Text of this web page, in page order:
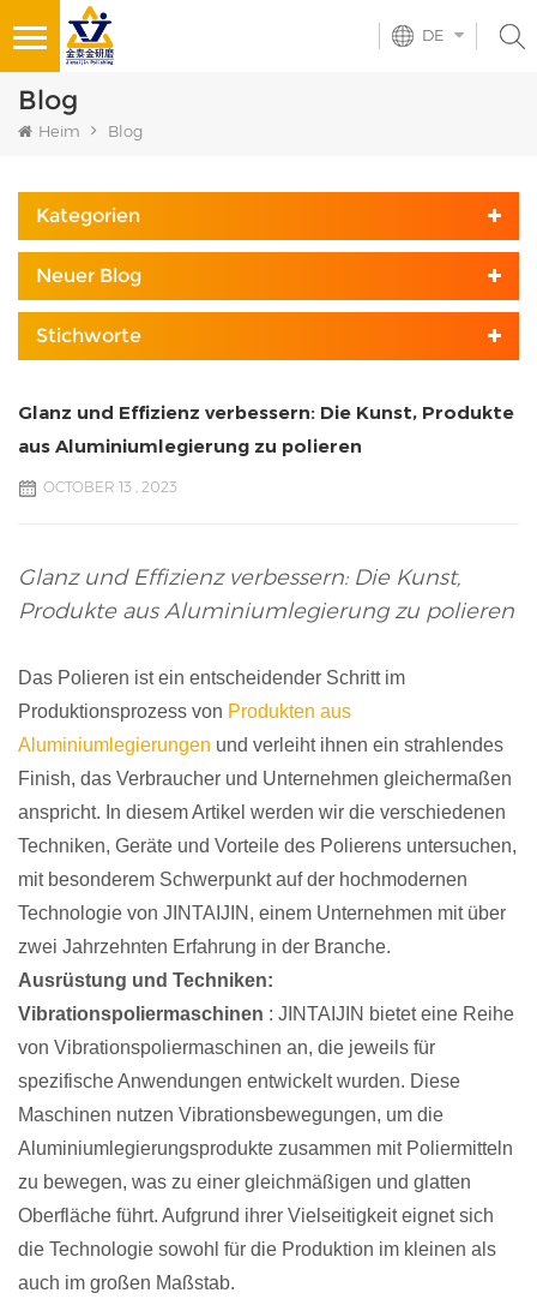
DE
Blog
Heim Blog
Kategorien
Neuer Blog
Stichworte
Glanz und Effizienz verbessern: Die Kunst, Produkte
aus Aluminiumlegierung zu polieren
OCTOBER 13 , 2023
Glanz und Effizienz verbessern: Die Kunst,
Produkte aus Aluminiumlegierung zu polieren
Das Polieren ist ein entscheidender Schritt im
Produktionsprozess von Produkten aus
Aluminiumlegierungen und verleiht ihnen ein strahlendes
Finish, das Verbraucher und Unternehmen gleichermaßen
anspricht. In diesem Artikel werden wir die verschiedenen
Techniken, Geräte und Vorteile des Polierens untersuchen,
mit besonderem Schwerpunkt auf der hochmodernen
Technologie von JINTAIJIN, einem Unternehmen mit über
zwei Jahrzehnten Erfahrung in der Branche.
Ausrüstung und Techniken:
Vibrationspoliermaschinen : JINTAIJIN bietet eine Reihe
von Vibrationspoliermaschinen an, die jeweils für
spezifische Anwendungen entwickelt wurden. Diese
Maschinen nutzen Vibrationsbewegungen, um die
Aluminiumlegierungsprodukte zusammen mit Poliermitteln
zu bewegen, was zu einer gleichmäßigen und glatten
Oberfläche führt. Aufgrund ihrer Vielseitigkeit eignet sich
die Technologie sowohl für die Produktion im kleinen als
auch im großen Maßstab.